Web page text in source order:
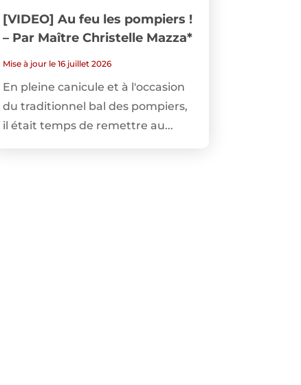
[VIDEO] Au feu les pompiers !
– Par Maître Christelle Mazza*
Mise à jour le 16 juillet 2026
En pleine canicule et à l'occasion
du traditionnel bal des pompiers,
il était temps de remettre au...